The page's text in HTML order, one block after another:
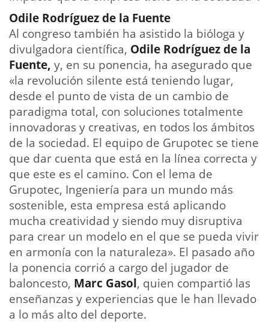
Odile Rodríguez de la Fuente
Al congreso también ha asistido la bióloga y
divulgadora científica, Odile Rodríguez de la
Fuente, y, en su ponencia, ha asegurado que
«la revolución silente está teniendo lugar,
desde el punto de vista de un cambio de
paradigma total, con soluciones totalmente
innovadoras y creativas, en todos los ámbitos
de la sociedad. El equipo de Grupotec se tiene
que dar cuenta que está en la línea correcta y
que este es el camino. Con el lema de
Grupotec, Ingeniería para un mundo más
sostenible, esta empresa está aplicando
mucha creatividad y siendo muy disruptiva
para crear un modelo en el que se pueda vivir
en armonía con la naturaleza». El pasado año
la ponencia corrió a cargo del jugador de
baloncesto, Marc Gasol, quien compartió las
enseñanzas y experiencias que le han llevado
a lo más alto del deporte.